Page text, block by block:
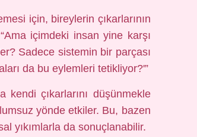
için, bireylerin çıkarlarının
içimdeki insan yine karşı
Sadece sistemin bir parçası
da bu eylemleri tetikliyor?'”
çıkarlarını düşünmekle
yönde etkiler. Bu, bazen
yıkımlarla da sonuçlanabilir.